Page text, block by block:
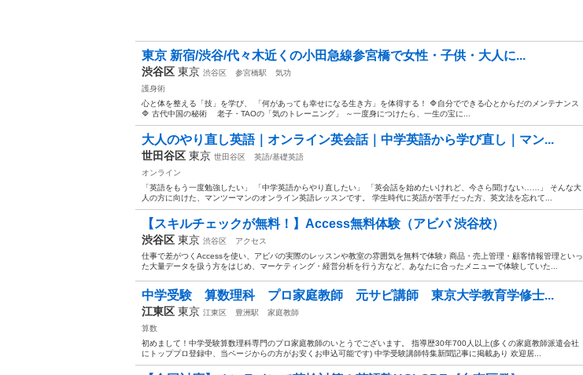
東京 新宿/渋谷/代々木近くの小田急線参宮橋で女性・子供・大人に...
渋谷区 東京 渋谷区 参宮橋駅
気功
護身術
心と体を整える「技」を学び、 「何があっても幸せになる生き方」を体得する！ 🔷自分でできる心とからだのメンテナンス
🔷 古代中国の秘術 老子・TAOの「気のトレーニング」 ～一度身につけたら、一生の宝に...
大人のやり直し英語｜オンライン英会話｜中学英語から学び直し｜マン...
世田谷区 東京 世田谷区
英語/基礎英語
オンライン
「英語をもう一度勉強したい」 「中学英語からやり直したい」 「英会話を始めたいけれど、今さら聞けない……」 そんな大
人の方に向けた、マンツーマンのオンライン英語レッスンです。 学生時代に英語が苦手だった方、英文法を忘れて...
【スキルチェックが無料！】Access無料体験（アビバ 渋谷校）
渋谷区 東京 渋谷区
アクセス
仕事で差がつくAccessを使い、アビバの実際のレッスンや教室の雰囲気を無料で体験♪ 商品・売上管理・顧客情報管理といっ
た大量データを扱う方をはじめ、マーケティング・経営分析を行う方など、あなたに合ったメニューで体験していた...
中学受験 算数理科 プロ家庭教師 元サピ講師 東京大学教育学修士...
江東区 東京 江東区 豊洲駅
家庭教師
算数
初めまして！中学受験算数理科専門のプロ家庭教師のいとうでございます。 指導歴30年700人以上(多くの家庭教師派遣会社
にトッププロ登録中、当ページからの方がお安くお申込可能です) 中学受験講師特集新聞記事に掲載あり 欢迎居...